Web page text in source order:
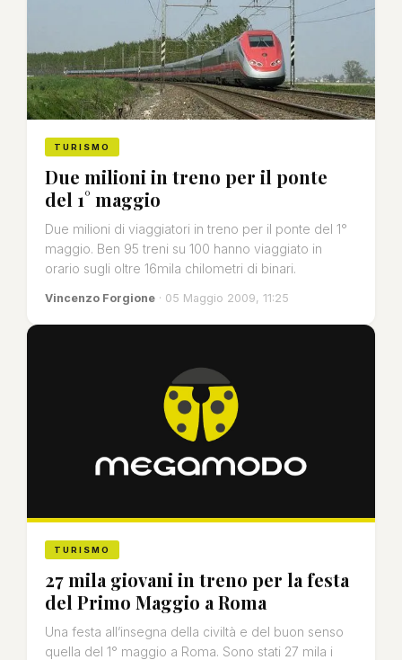
TURISMO
Due milioni in treno per il ponte
del 1° maggio
Due milioni di viaggiatori in treno per il ponte del 1°
maggio. Ben 95 treni su 100 hanno viaggiato in
orario sugli oltre 16mila chilometri di binari.
Vincenzo Forgione · 05 Maggio 2009, 11:25
TURISMO
27 mila giovani in treno per la festa
del Primo Maggio a Roma
Una festa all’insegna della civiltà e del buon senso
quella del 1° maggio a Roma. Sono stati 27 mila i